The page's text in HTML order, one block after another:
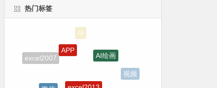
热门标签
excel2007
APP
AI绘画
视频